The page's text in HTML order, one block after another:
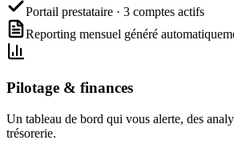
Portail prestataire · 3 comptes actifs
Reporting mensuel généré
Pilotage & finances
Un tableau de bord qui vous alerte, des
trésorerie.